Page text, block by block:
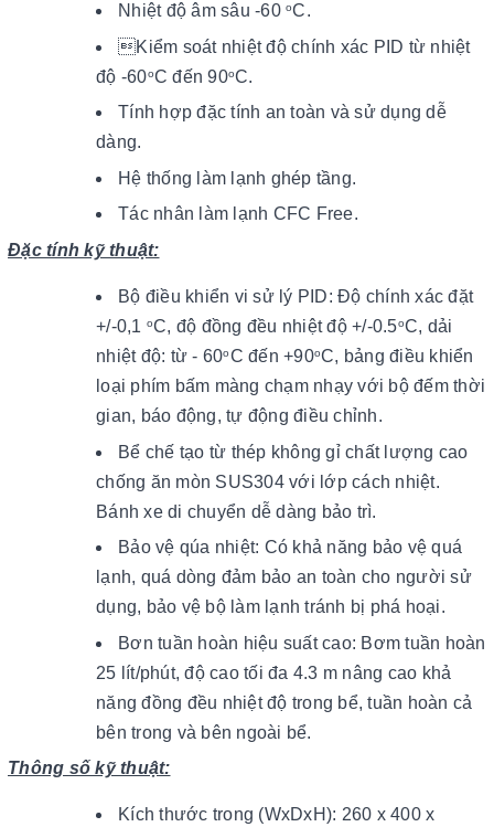
Nhiệt độ âm sâu -60 oC.
Kiểm soát nhiệt độ chính xác PID từ nhiệt
độ -60oC đến 90oC.
Tính hợp đặc tính an toàn và sử dụng dễ
dàng.
Hệ thống làm lạnh ghép tầng.
Tác nhân làm lạnh CFC Free.
Đặc tính kỹ thuật:
Bộ điều khiển vi sử lý PID: Độ chính xác đặt
+/-0,1 oC, độ đồng đều nhiệt độ +/-0.5oC, dải
nhiệt độ: từ - 60oC đến +90oC, bảng điều khiển
loại phím bấm màng chạm nhạy với bộ đếm thời
gian, báo động, tự động điều chỉnh.
Bể chế tạo từ thép không gỉ chất lượng cao
chống ăn mòn SUS304 với lớp cách nhiệt.
Bánh xe di chuyển dễ dàng bảo trì.
Bảo vệ qúa nhiệt: Có khả năng bảo vệ quá
lạnh, quá dòng đảm bảo an toàn cho người sử
dụng, bảo vệ bộ làm lạnh tránh bị phá hoại.
Bơn tuần hoàn hiệu suất cao: Bơm tuần hoàn
25 lít/phút, độ cao tối đa 4.3 m nâng cao khả
năng đồng đều nhiệt độ trong bể, tuần hoàn cả
bên trong và bên ngoài bể.
Thông số kỹ thuật:
Kích thước trong (WxDxH): 260 x 400 x